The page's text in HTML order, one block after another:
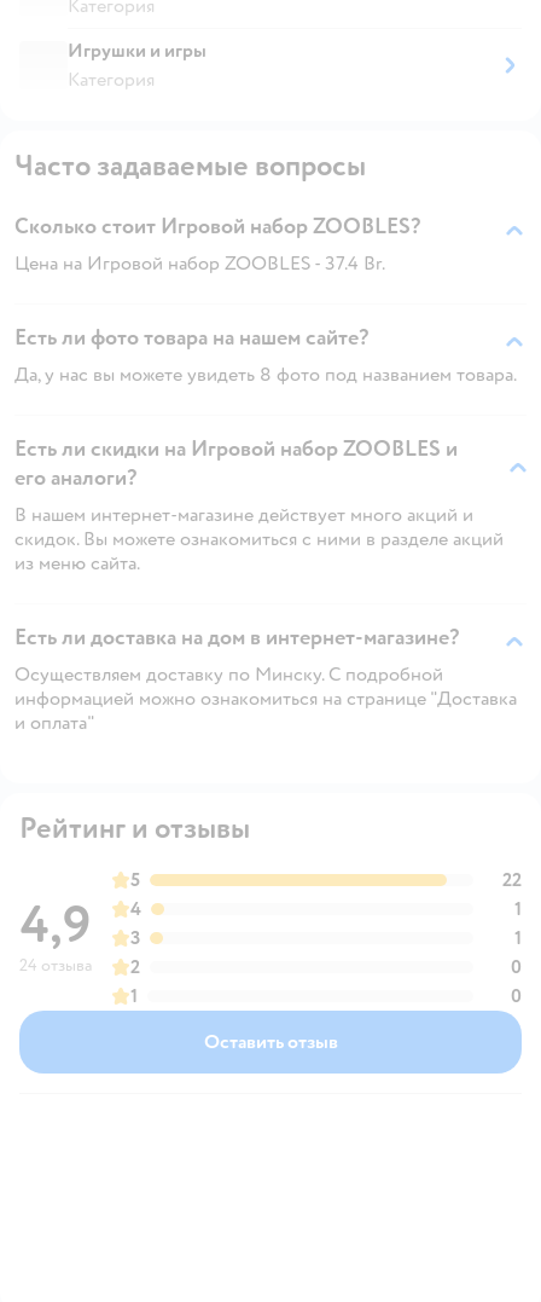
Категория
Игрушки и игры
Категория
Часто задаваемые вопросы
Сколько стоит Игровой набор ZOOBLES?
Цена на Игровой набор ZOOBLES - 37.4 Br.
Есть ли фото товара на нашем сайте?
Да, у нас вы можете увидеть 8 фото под названием товара.
Есть ли скидки на Игровой набор ZOOBLES и
его аналоги?
В нашем интернет-магазине действует много акций и
скидок. Вы можете ознакомиться с ними в разделе акций
из меню сайта.
Есть ли доставка на дом в интернет-магазине?
Осуществляем доставку по Минску. С подробной
информацией можно ознакомиться на странице "Доставка
и оплата"
Рейтинг и отзывы
4,9
24 отзыва
5
22
4
1
3
1
2
0
1
0
Оставить отзыв